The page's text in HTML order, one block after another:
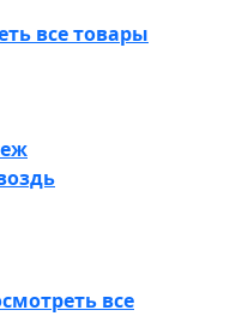
все товары
все